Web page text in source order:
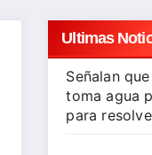
Ultimas
Señalan
toma agua
para